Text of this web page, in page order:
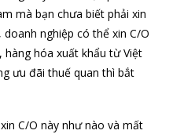
mà bạn chưa biết phải xin
nghiệp có thể xin C/O
hóa xuất khẩu từ Việt
ưu đãi thuế quan thì bắt
C/O này như nào và mất